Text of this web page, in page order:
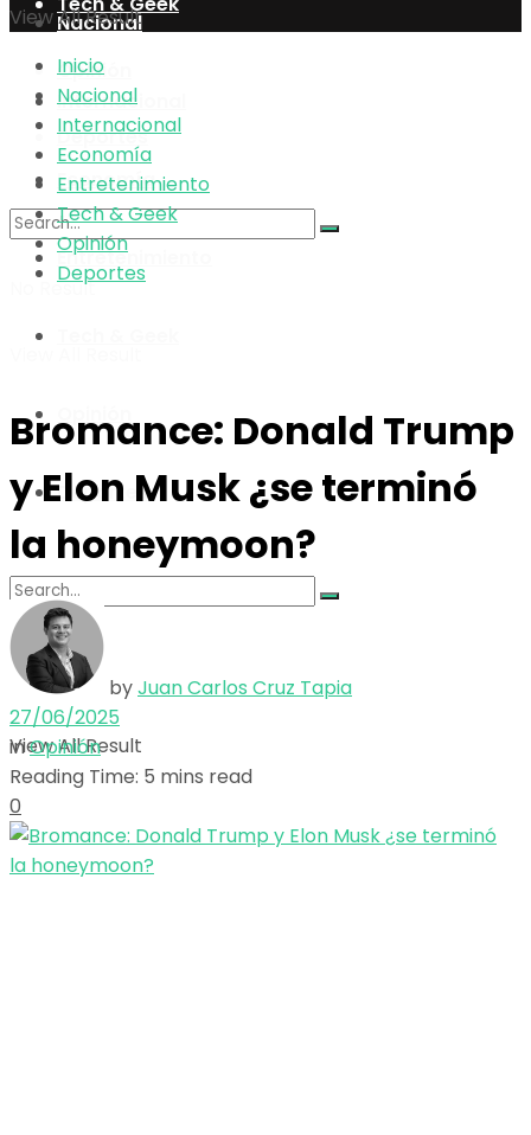
Opinión
Deportes
No Result
Nacional
Internacional
Economía
Entretenimiento
Deportes
No Result
View All Result
View All Result
Inicio
Nacional
Internacional
Economía
Entretenimiento
Tech & Geek
Opinión
Deportes
Bromance: Donald Trump
y Elon Musk ¿se terminó
la honeymoon?
byJuan Carlos Cruz Tapia
27/06/2025
inOpinión
Reading Time: 5 mins read
0